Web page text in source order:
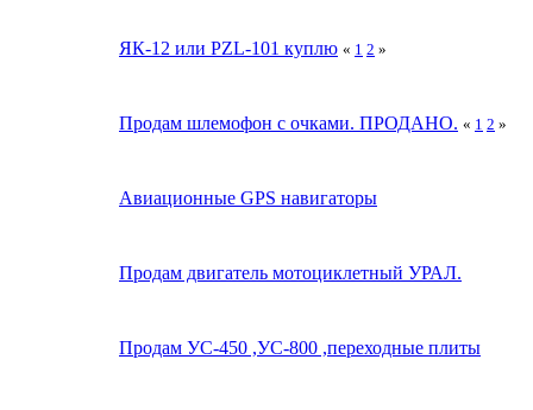
ЯК-12 или PZL-101 куплю « 1 2 »
Продам шлемофон с очками. ПРОДАНО. « 1 2 »
Авиационные GPS навигаторы
Продам двигатель мотоциклетный УРАЛ.
Продам УС-450 ,УС-800 ,переходные плиты